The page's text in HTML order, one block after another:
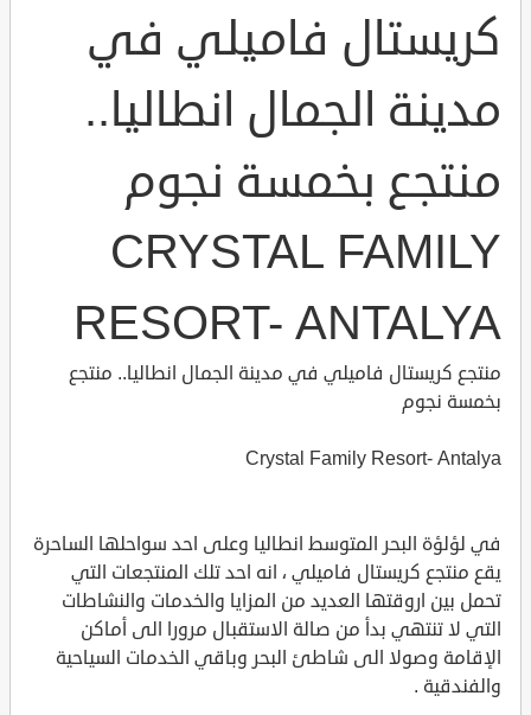
كريستال فاميلي في
مدينة الجمال انطاليا..
منتجع بخمسة نجوم
CRYSTAL FAMILY
RESORT- ANTALYA
منتجع كريستال فاميلي في مدينة الجمال انطاليا.. منتجع
بخمسة نجوم
Crystal Family Resort- Antalya
في لؤلؤة البحر المتوسط انطاليا وعلى احد سواحلها الساحرة
يقع منتجع كريستال فاميلي ، انه احد تلك المنتجعات التي
تحمل بين اروقتها العديد من المزايا والخدمات والنشاطات
التي لا تنتهي بدأ من صالة الاستقبال مرورا الى أماكن
الإقامة وصولا الى شاطئ البحر وباقي الخدمات السياحية
والفندقية .